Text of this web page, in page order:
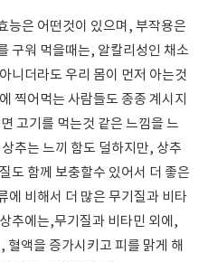
능은 어떤것이 있으며, 부작용은
구워 먹을때는, 알칼리성인 채소
니더라도 우리 몸이 먼저 아는것
찍어먹는 사람들도 종종 계시지
고기를 먹는것 같은 느낌을 느
추는 느끼 함도 덜하지만, 상추
도 함께 보충할수 있어서 더 좋은
에 비해서 더 많은 무기질과 비타
추에는,무기질과 비타민 외에,
액을 증가시키고 피를 맑게 해